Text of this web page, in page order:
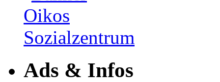
Ads & Infos